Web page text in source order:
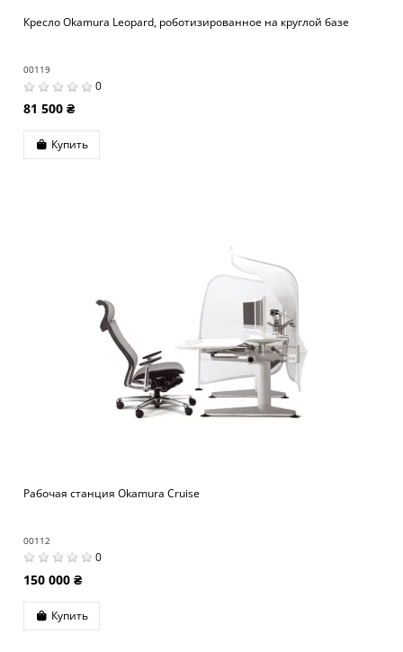
Кресло Okamura Leopard, роботизированное на круглой базе
00119
0
81 500 ₴
Купить
Рабочая станция Okamura Cruise
00112
0
150 000 ₴
Купить